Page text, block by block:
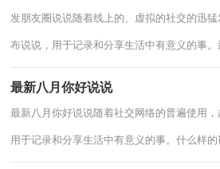
发朋友圈说说随着线上的、虚拟的社交的迅
布说说，用于记录和分享生活中有意义的事
最新八月你好说说
最新八月你好说说随着社交网络的普遍使用，
用于记录和分享生活中有意义的事。什么样